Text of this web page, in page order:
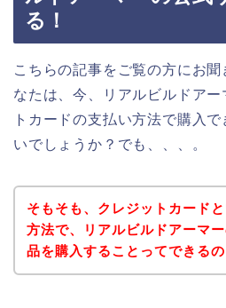
る！
こちらの記事をご覧の方にお
なたは、今、リアルビルドア
トカードの支払い方法で購入
いでしょうか？でも、、、。
そもそも、クレジットカード
方法で、リアルビルドアーマ
品を購入することってできるの